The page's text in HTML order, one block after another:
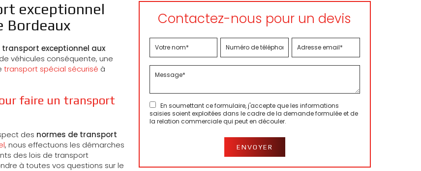
exceptionnel
Bordeaux
transport exceptionnel aux
véhicules conséquente, une
transport spécial sécurisé à
faire un transport
des normes de transport
, nous effectuons les démarches
des lois de transport
à toutes vos questions sur le
Contactez-nous pour un devis
En soumettant ce formulaire, j'accepte que les informations
saisies soient exploitées dans le cadre de la demande formulée et de
la relation commerciale qui peut en découler.